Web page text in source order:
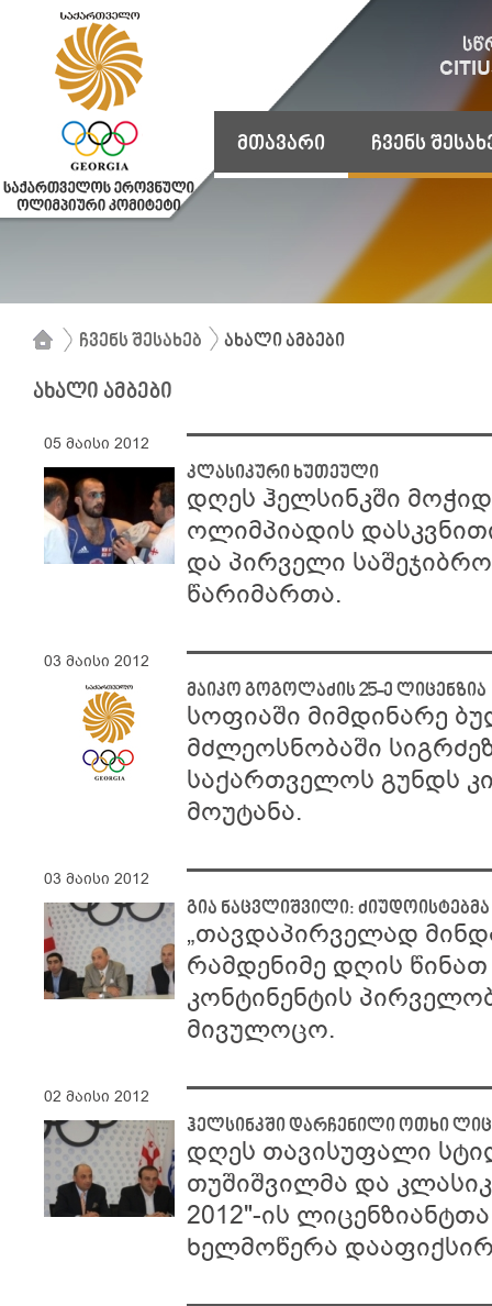
მთავარი ჩვენს
ჩვენს შესახებ ახალი ამბები
ახალი ამბები
05 მაისი 2012
კლასიკური ხუთეული
დღეს ჰელსინკში
ოლიმპიადის
და პირველი
წარიმართა.
03 მაისი 2012
მაიკო გოგოლაძის 25-ე ლიცენზია
სოფიაში მიმდინარე
მძლეოსნობაში
საქართველოს გუნდს
მოუტანა.
03 მაისი 2012
გია ნაცვლიშვილი:
„თავდაპირველად
რამდენიმე დღის
კონტინენტის
მივულოცო.
02 მაისი 2012
ჰელსინკში დარჩენილი ოთხი
დღეს თავისუფალი
თუშიშვილმა და
2012"-ის
ხელმოწერა